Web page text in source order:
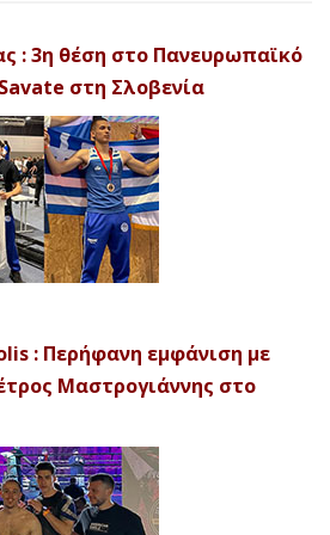
: 3η θέση στο Πανευρωπαϊκό
στη Σλοβενία
: Περήφανη εμφάνιση με
Μαστρογιάννης στο